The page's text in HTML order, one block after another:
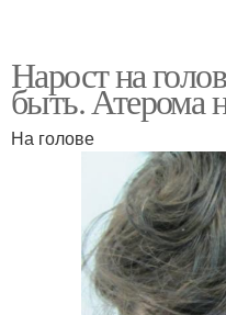
Нарост на
быть. Атерома
На голове